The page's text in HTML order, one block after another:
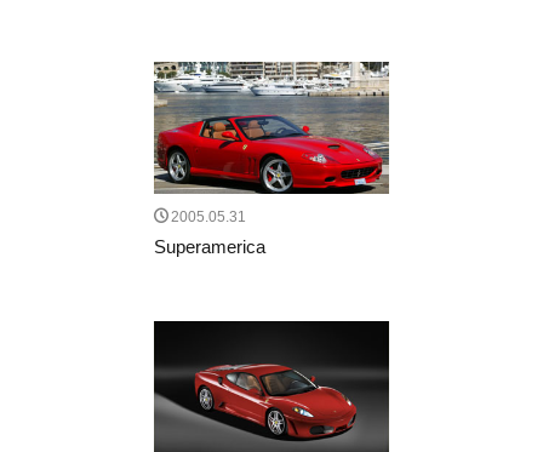
2005.05.31
Superamerica